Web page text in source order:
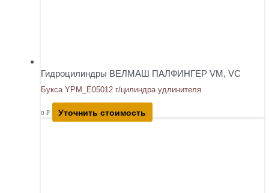
Гидроцилиндры ВЕЛМАШ ПАЛФИНГЕР VM, VC
Букса YPM_E05012 г/цилиндра удлинителя
0 ₽ Уточнить стоимость